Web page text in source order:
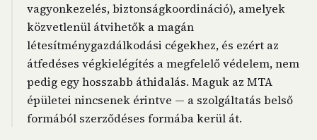
vagyonkezelés, biztonságkoordináció), amelyek
közvetlenül átvihetők a magán
létesítménygazdálkodási cégekhez, és ezért az
átfedéses végkielégítés a megfelelő védelem, nem
pedig egy hosszabb áthidalás. Maguk az MTA
épületei nincsenek érintve — a szolgáltatás belső
formából szerződéses formába kerül át.